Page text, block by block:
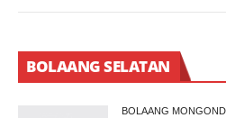
BOLAANG SELATAN
BOLAANG